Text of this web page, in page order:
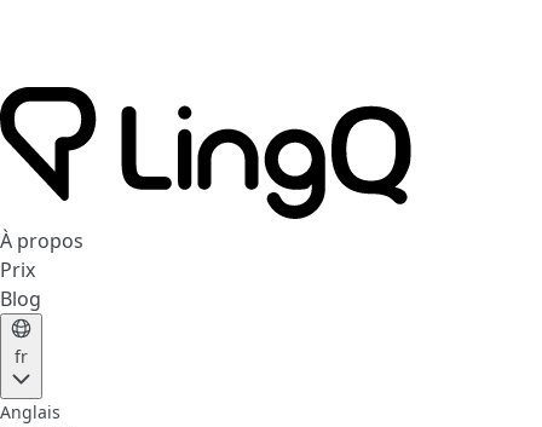
À propos
Prix
Blog
fr
Anglais